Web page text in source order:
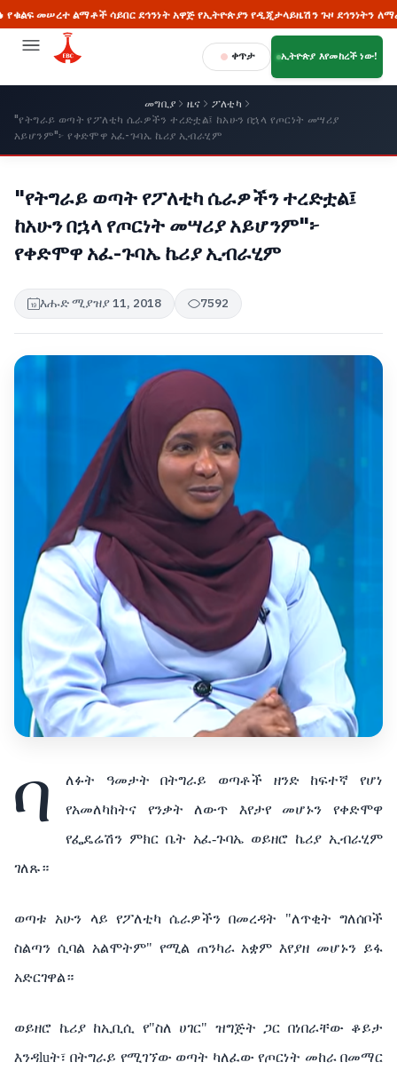
ልማቶች ሳይበር ደኅንነት አዋጅ የኢትዮጵያን የዲጂታላይዜሽን ጉዞ ደኅንነትን ለማረጋገጥ
ቀጥታ ኢትዮጵያ እየመከረች ነው!
መግቢያ ዜና
ፖለቲካ
"የትግራይ ወጣት የፖለቲካ ሴራዎችን ተረድቷል፤ ከአሁን በኋላ የጦርነት መሣሪያ
አይሆንም"፦ የቀድሞዋ አፈ-ጉባኤ ኬሪያ ኢብራሂም
"የትግራይ ወጣት የፖለቲካ ሴራዎችን ተረድቷል፤
ከአሁን በኋላ የጦርነት መሣሪያ አይሆንም"፦
የቀድሞዋ አፈ-ጉባኤ ኬሪያ ኢብራሂም
እሑድ ሚያዝያ 11, 2018 7592
ባ ለፉት ዓመታት በትግራይ ወጣቶች ዘንድ ከፍተኛ
የሆነ
የአመለካከትና
የንቃት ለውጥ እየታየ መሆኑን
የቀድሞዋ
የፌዴሬሽን ምክር ቤት አፈ-ጉባኤ ወይዘሮ ኬሪያ ኢብራሂም
ገለጹ።
ወጣቱ አሁን ላይ የፖለቲካ ሴራዎችን በመረዳት "ለጥቂት ግለሰቦች
ስልጣን ሲባል አልሞትም" የሚል ጠንካራ አቋም እየያዘ መሆኑን ይፋ
አድርገዋል።
ወይዘሮ ኬሪያ ከኢቢሲ የ"ስለ ሀገር" ዝግጅት ጋር በነበራቸው ቆይታ
እንዳluት፣ በትግራይ የሚገኘው ወጣት ካለፈው የጦርነት መከራ በመማር